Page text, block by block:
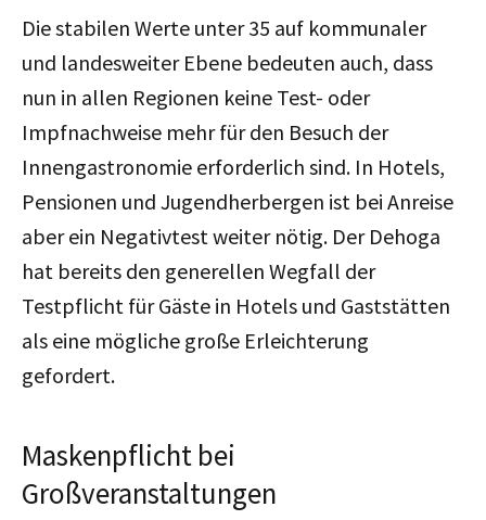
Die stabilen Werte unter 35 auf kommunaler
und landesweiter Ebene bedeuten auch, dass
nun in allen Regionen keine Test- oder
Impfnachweise mehr für den Besuch der
Innengastronomie erforderlich sind. In Hotels,
Pensionen und Jugendherbergen ist bei Anreise
aber ein Negativtest weiter nötig. Der Dehoga
hat bereits den generellen Wegfall der
Testpflicht für Gäste in Hotels und Gaststätten
als eine mögliche große Erleichterung
gefordert.
Maskenpflicht bei
Großveranstaltungen